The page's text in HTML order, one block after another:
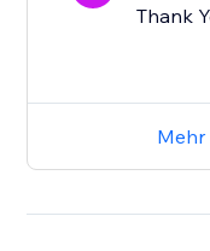
Thank
Mehr